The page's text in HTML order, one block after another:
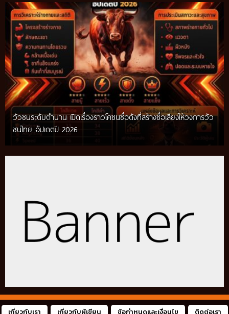
วัวชนระดับตำนาน เปิดเรื่องราวโคชนชื่อดังที่สร้างชื่อเสียงให้วงการวัว
ชนไทย อัปเดตปี 2026
เกี่ยวกับเรา เกี่ยวกับผู้เขียน ข้อกำหนดและเงื่อนไข ติดต่อเรา